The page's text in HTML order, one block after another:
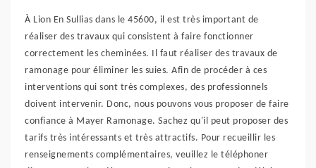
À Lion En Sullias dans le 45600, il est très important de
réaliser des travaux qui consistent à faire fonctionner
correctement les cheminées. Il faut réaliser des travaux de
ramonage pour éliminer les suies. Afin de procéder à ces
interventions qui sont très complexes, des professionnels
doivent intervenir. Donc, nous pouvons vous proposer de faire
confiance à Mayer Ramonage. Sachez qu'il peut proposer des
tarifs très intéressants et très attractifs. Pour recueillir les
renseignements complémentaires, veuillez le téléphoner